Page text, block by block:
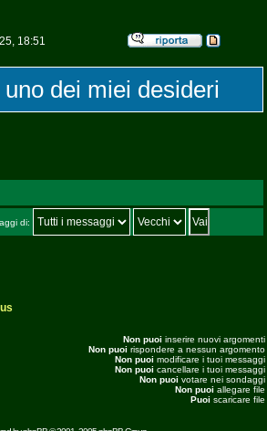
18:51
dei miei desideri
di:
Non puoi inserire nuovi argomenti
Non puoi rispondere a nessun argomento
Non puoi modificare i tuoi messaggi
Non puoi cancellare i tuoi messaggi
Non puoi votare nei sondaggi
Non puoi allegare file
Puoi scaricare file